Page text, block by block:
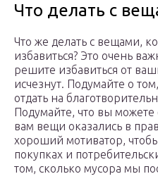
Что делать с
Что же делать с вещами,
избавиться? Это очень
решите избавиться от
исчезнут. Подумайте о
отдать на
Подумайте, что вы
вам вещи оказались в
хороший мотиватор,
покупках и
том, сколько мусора мы